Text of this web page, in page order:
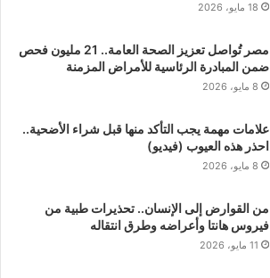
18 مايو، 2026
مصر تُواصل تعزيز الصحة العامة.. 21 مليون فحص
ضمن المبادرة الرئاسية للأمراض المزمنة
8 مايو، 2026
علامات مهمة يجب التأكد منها قبل شراء الأضحية..
احذر هذه العيوب (فيديو)
8 مايو، 2026
من القوارض إلى الإنسان.. تحذيرات طبية من
فيروس هانتا وأعراضه وطرق انتقاله
11 مايو، 2026